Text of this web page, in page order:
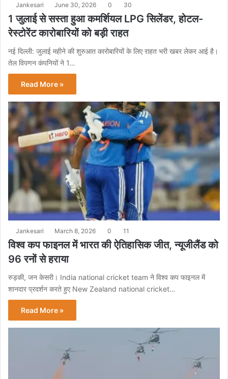
Jankesari June 30, 2026 0 30
1 जुलाई से सस्ता हुआ कमर्शियल LPG सिलेंडर, होटल-
रेस्टोरेंट कारोबारियों को बड़ी राहत
नई दिल्ली: जुलाई महीने की शुरुआत कारोबारियों के लिए राहत भरी खबर लेकर आई है।
तेल विपणन कंपनियों ने 1…
Read More »
Jankesari March 8, 2026 0 11
विश्व कप फाइनल में भारत की ऐतिहासिक जीत, न्यूजीलैंड को
96 रनों से हराया
रुड़की, जन केसरी। India national cricket team ने विश्व कप फाइनल में
शानदार प्रदर्शन करते हुए New Zealand national cricket…
Read More »